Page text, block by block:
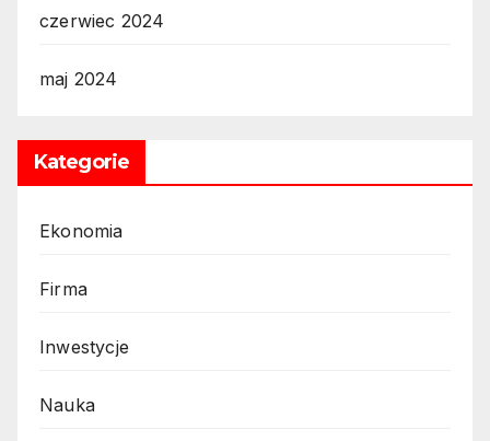
czerwiec 2024
maj 2024
Kategorie
Ekonomia
Firma
Inwestycje
Nauka